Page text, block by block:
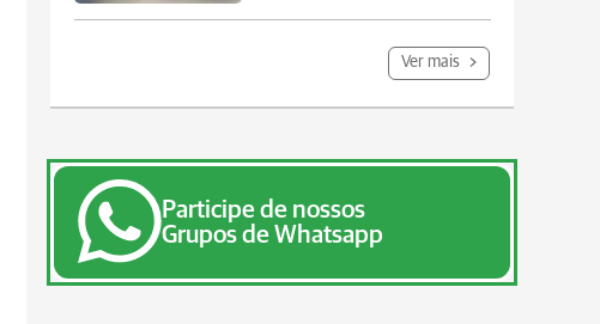
Ver mais
Participe de nossos
Grupos de Whatsapp